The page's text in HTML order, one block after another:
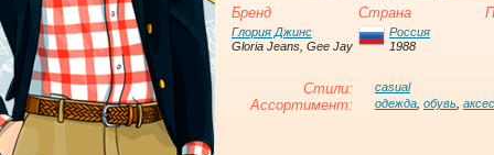
Бренд Страна
Глория Джинс
Gloria Jeans, Gee Jay
Россия
1988
Стили: casual
Ассортимент: одежда обувь